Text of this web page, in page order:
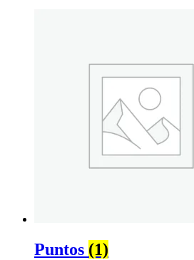
Puntos (1)